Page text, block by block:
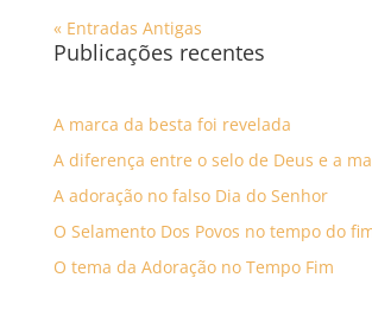
« Entradas Antigas
Publicações recentes
A marca da besta foi revelada
A diferença entre o selo de Deus e a
A adoração no falso Dia do Senhor
O Selamento Dos Povos no tempo do
O tema da Adoração no Tempo Fim